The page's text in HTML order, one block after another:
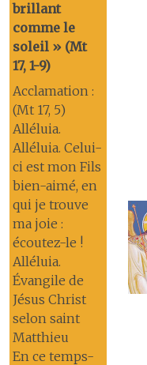
brillant
comme le
soleil » (Mt
17, 1-9)
Acclamation :
(Mt 17, 5)
Alléluia.
Alléluia. Celui-
ci est mon Fils
bien-aimé, en
qui je trouve
ma joie :
écoutez-le !
Alléluia.
Évangile de
Jésus Christ
selon saint
Matthieu
En ce temps-